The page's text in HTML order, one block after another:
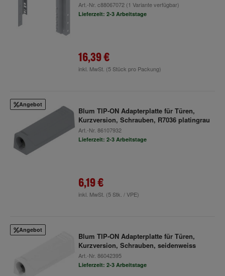
Art.-Nr. c88067072(1 Variante verfügbar)
Lieferzeit: 2-3 Arbeitstage
16,39 €
inkl. MwSt. (5 Stück pro Packung)
Angebot
Blum TIP-ON Adapterplatte für Türen,
Kurzversion, Schrauben, R7036 platingrau
Art.-Nr. 86107932
Lieferzeit: 2-3 Arbeitstage
6,19 €
inkl. MwSt. (5 Stk. / VPE)
Angebot
Blum TIP-ON Adapterplatte für Türen,
Kurzversion, Schrauben, seidenweiss
Art.-Nr. 86042395
Lieferzeit: 2-3 Arbeitstage